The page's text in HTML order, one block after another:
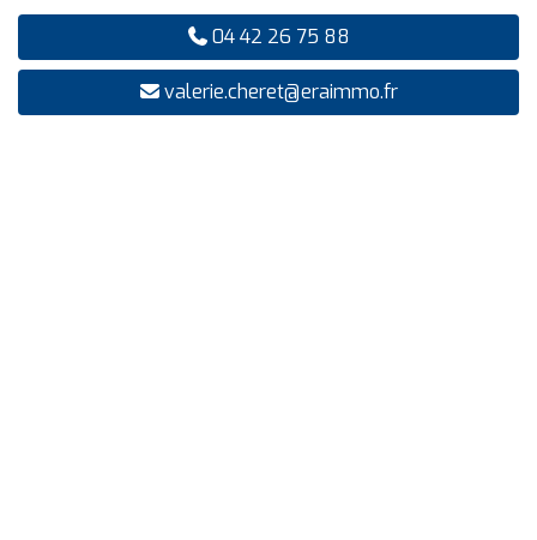
04 42 26 75 88
valerie.cheret@eraimmo.fr